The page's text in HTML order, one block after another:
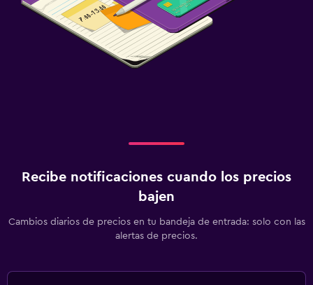
Recibe notificaciones cuando los precios
bajen
Cambios diarios de precios en tu bandeja de entrada: solo con las
alertas de precios.